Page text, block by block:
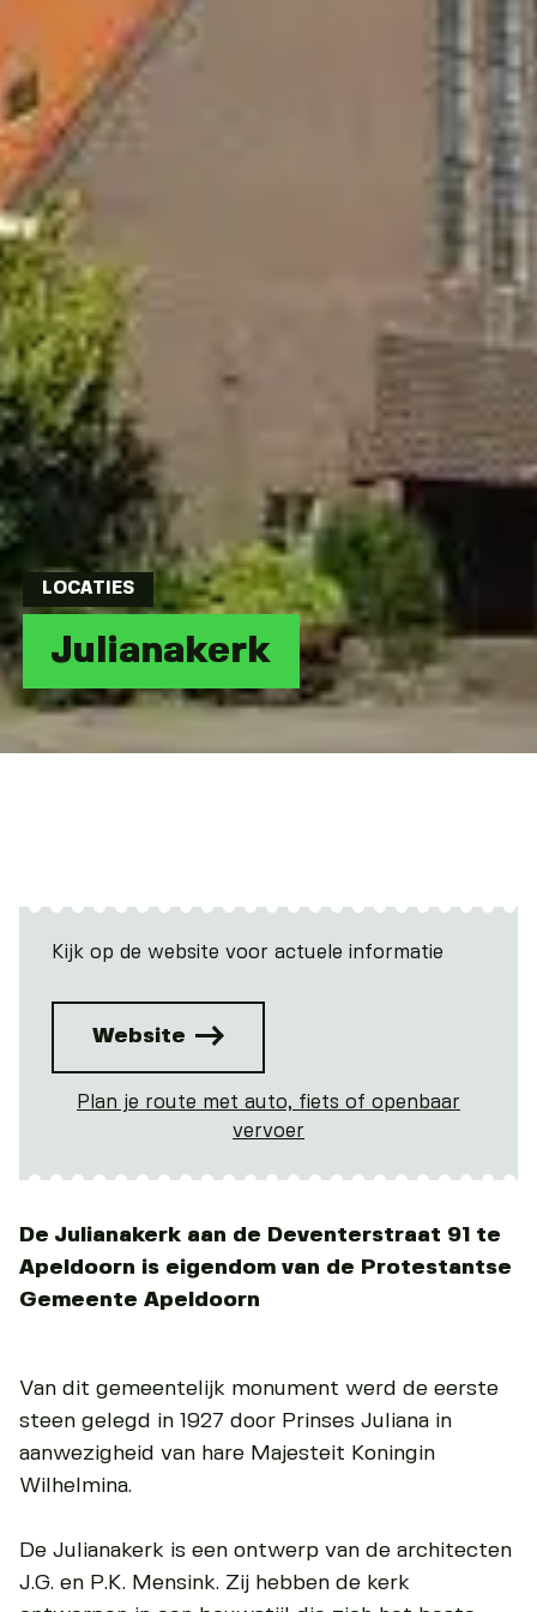
LOCATIES
Julianakerk
Kijk op de website voor actuele informatie
Website
Plan je route met auto, fiets of openbaar
vervoer
De Julianakerk aan de Deventerstraat 91 te
Apeldoorn is eigendom van de Protestantse
Gemeente Apeldoorn
Van dit gemeentelijk monument werd de eerste
steen gelegd in 1927 door Prinses Juliana in
aanwezigheid van hare Majesteit Koningin
Wilhelmina.
De Julianakerk is een ontwerp van de architecten
J.G. en P.K. Mensink. Zij hebben de kerk